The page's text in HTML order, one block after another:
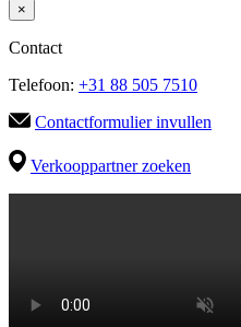
×
Contact
Telefoon: +31 88 505 7510
Contactformulier invullen
Verkooppartner zoeken